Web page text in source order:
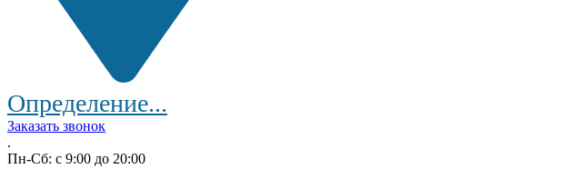
Определение...
Заказать звонок
.
Пн-Сб: с 9:00 до 20:00